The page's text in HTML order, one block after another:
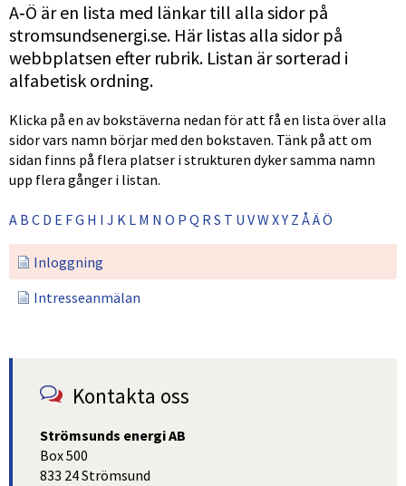
A‑Ö är en lista med länkar till alla sidor på
stromsundsenergi.se. Här listas alla sidor på
webbplatsen efter rubrik. Listan är sorterad i
alfabetisk ordning.
Klicka på en av bokstäverna nedan för att få en lista över alla
sidor vars namn börjar med den bokstaven. Tänk på att om
sidan finns på flera platser i strukturen dyker samma namn
upp flera gånger i listan.
A B C D E FG H I J K L M N O P Q RS T U VW XY Z ÅÄÖ
Inloggning
Intresseanmälan
Kontakta oss
Strömsunds energi AB
Box 500
833 24 Strömsund